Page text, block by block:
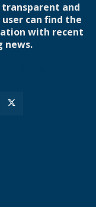
transparent and
can find the
with recent
news.